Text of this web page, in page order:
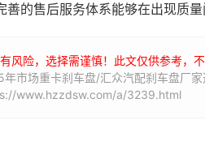
善的售后服务体系能够在出现质
风险，选择需谨慎！此文仅供参考，
市场重卡刹车盘/汇众汽配刹车盘厂
www.hzzdsw.com/a/3239.html